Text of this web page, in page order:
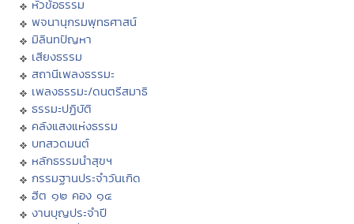
หัวข้อธรรม
พจนานุกรมพุทธศาสน์
มิลินทปัญหา
เสียงธรรม
สถานีเพลงธรรมะ
เพลงธรรมะ/ดนตรีสมาธิ
ธรรมะปฏิบัติ
คลังแสงแห่งธรรม
บทสวดมนต์
หลักธรรมนำสุขฯ
กรรมฐานประจำวันเกิด
ฮีต ๑๒ คอง ๑๔
งานบุญประจำปี